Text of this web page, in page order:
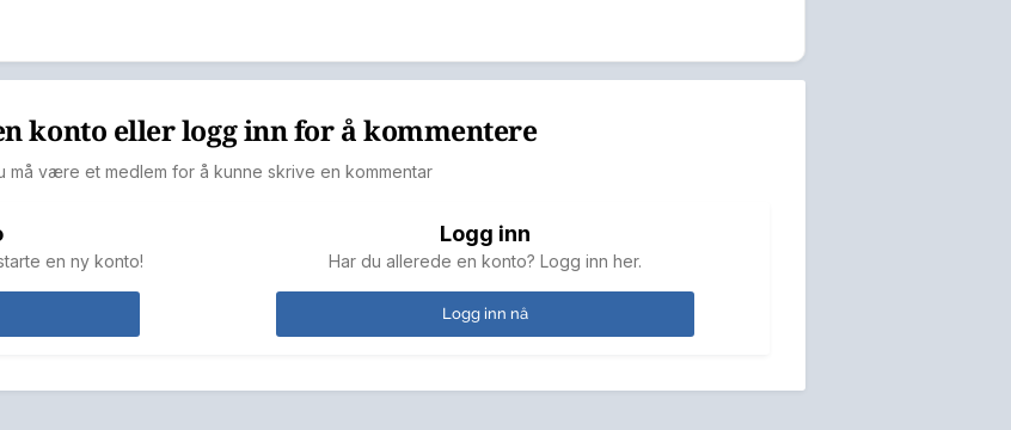
konto eller logg inn for å kommentere
må være et medlem for å kunne skrive en kommentar
en ny konto!
Logg inn
Har du allerede en konto? Logg inn her.
Logg inn nå